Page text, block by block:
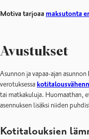
Motiva tarjoaa maksutonta
Avustukset
Asunnon ja vapaa-ajan asunnon
verotuksessa
tai matkakuluja. Huomaathan,
asennuksen lisäksi niiden
Kotitalouksien